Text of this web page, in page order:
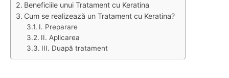
Beneficiile unui Tratament cu Keratina
Cum se realizează un Tratament cu Keratina?
I. Preparare
II. Aplicarea
III. Duapă tratament